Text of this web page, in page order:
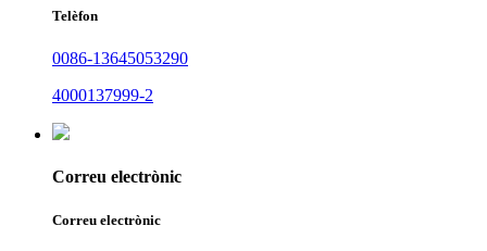
Telèfon
0086-13645053290
4000137999-2
Correu electrònic
Correu electrònic